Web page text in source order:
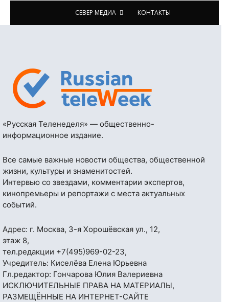
СЕВЕР МЕДИА КОНТАКТЫ
«Русская Теленеделя» — общественно-
информационное издание.
Все самые важные новости общества, общественной
жизни, культуры и знаменитостей.
Интервью со звездами, комментарии экспертов,
кинопремьеры и репортажи с места актуальных
событий.
Адрес: г. Москва, 3-я Хорошёвская ул., 12,
этаж 8,
тел.редакции +7(495)969-02-23,
Учредитель: Киселёва Елена Юрьевна
Гл.редактор: Гончарова Юлия Валериевна
ИСКЛЮЧИТЕЛЬНЫЕ ПРАВА НА МАТЕРИАЛЫ,
РАЗМЕЩЁННЫЕ НА ИНТЕРНЕТ-САЙТЕ